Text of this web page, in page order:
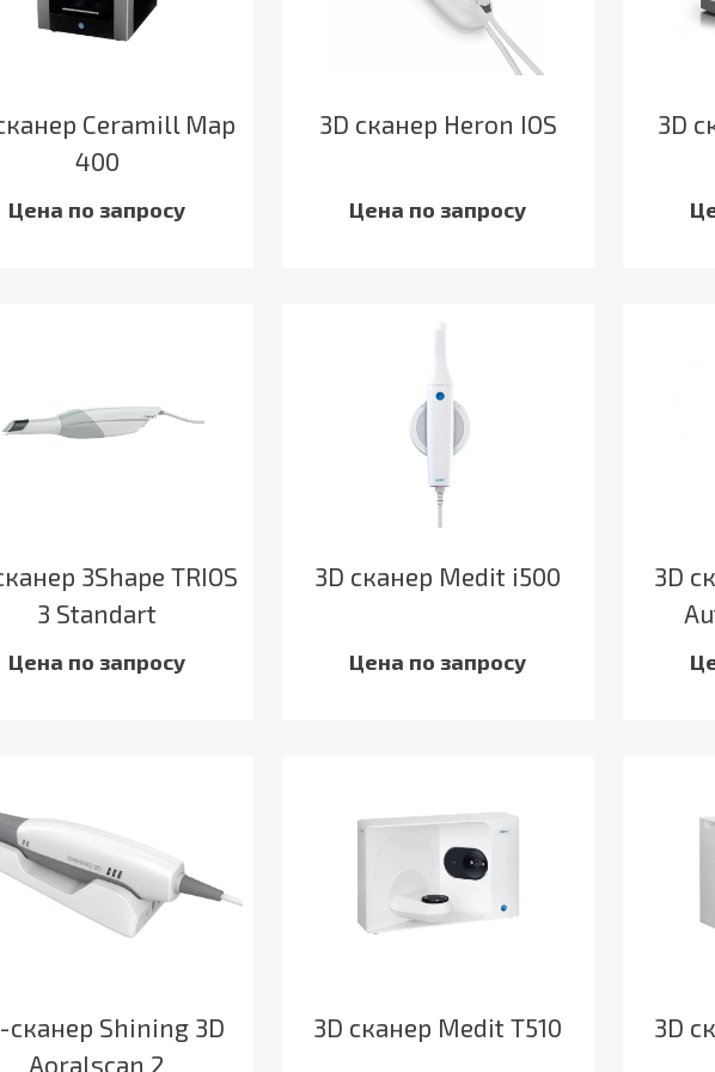
Ceramill Map
400
Цена по запросу
3D сканер Heron IOS
Цена по запросу
3D
3Shape TRIOS
3 Standart
Цена по запросу
3D сканер Medit i500
Цена по запросу
3D
сканер Shining 3D
Aoralscan 2
3D сканер Medit T510 3D